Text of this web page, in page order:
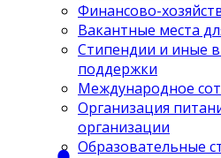
Финансово-
Вакантные места
Стипендии и иные
поддержки
Международное
Организация
организации
Образовательные